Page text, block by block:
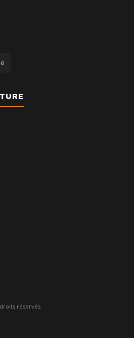
réservés